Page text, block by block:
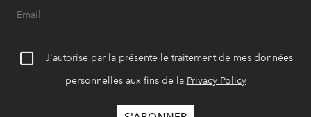
J'autorise par la présente le traitement de mes données
personnelles aux fins de la Privacy Policy